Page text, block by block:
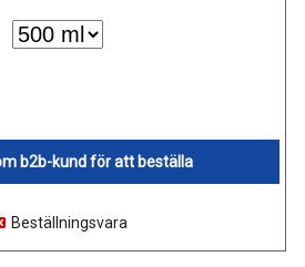
b2b-kund för att beställa
Beställningsvara